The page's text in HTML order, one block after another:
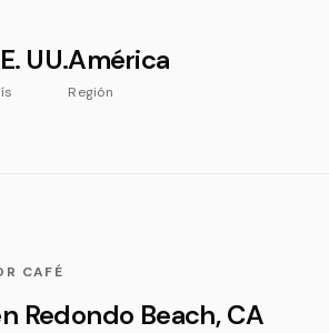
UU.América
Región
CAFÉ
Redondo Beach, CA